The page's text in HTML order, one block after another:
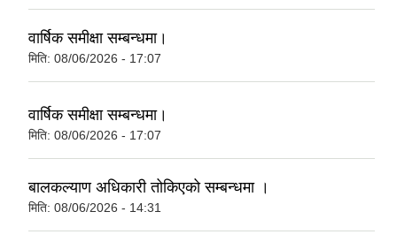
वार्षिक समीक्षा सम्बन्धमा।
मिति: 08/06/2026 - 17:07
वार्षिक समीक्षा सम्बन्धमा।
मिति: 08/06/2026 - 17:07
बालकल्याण अधिकारी तोकिएको सम्बन्धमा ।
मिति: 08/06/2026 - 14:31